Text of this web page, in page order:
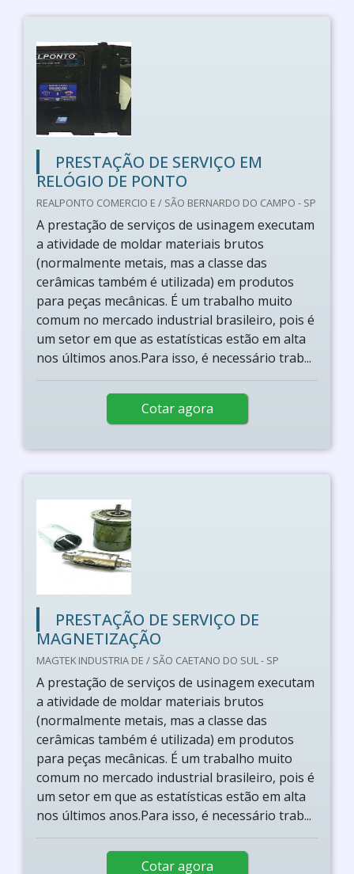
PRESTAÇÃO DE SERVIÇO EM
RELÓGIO DE PONTO
REALPONTO COMERCIO E / SÃO BERNARDO DO CAMPO - SP
A prestação de serviços de usinagem executam
a atividade de moldar materiais brutos
(normalmente metais, mas a classe das
cerâmicas também é utilizada) em produtos
para peças mecânicas. É um trabalho muito
comum no mercado industrial brasileiro, pois é
um setor em que as estatísticas estão em alta
nos últimos anos.Para isso, é necessário trab...
Cotar agora
PRESTAÇÃO DE SERVIÇO DE
MAGNETIZAÇÃO
MAGTEK INDUSTRIA DE / SÃO CAETANO DO SUL - SP
A prestação de serviços de usinagem executam
a atividade de moldar materiais brutos
(normalmente metais, mas a classe das
cerâmicas também é utilizada) em produtos
para peças mecânicas. É um trabalho muito
comum no mercado industrial brasileiro, pois é
um setor em que as estatísticas estão em alta
nos últimos anos.Para isso, é necessário trab...
Cotar agora